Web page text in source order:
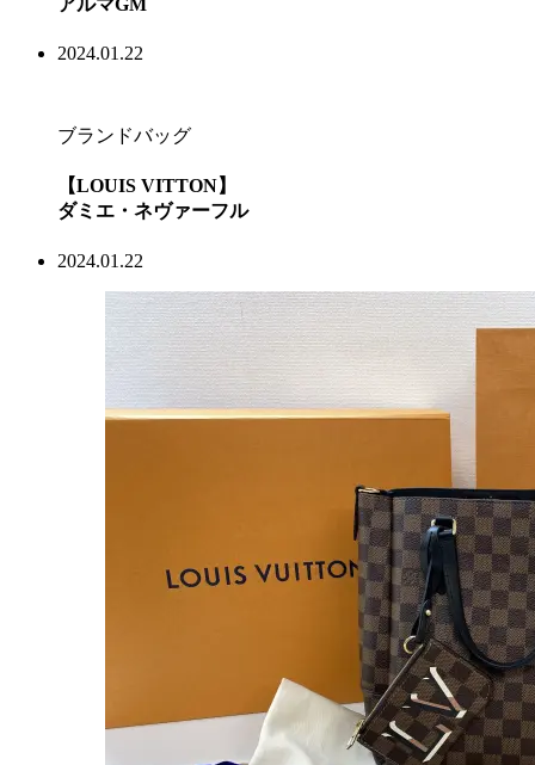
アルマGM
2024.01.22
ブランドバッグ
【LOUIS VITTON】
ダミエ・ネヴァーフル
2024.01.22